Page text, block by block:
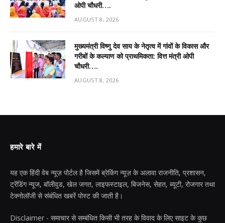
ओपी चौधरी….
AUGUST 8, 2026
मुख्यमंत्री विष्णु देव साय के नेतृत्व में गांवों के विकास और
गरीबों के कल्याण को प्राथमिकता: वित्त मंत्री ओपी
चौधरी….
AUGUST 8, 2026
हमारे बारे में
यह एक हिंदी वेब न्यूज़ पोर्टल है जिसमें ब्रेकिंग न्यूज़ के अलावा राजनीति, प्रशासन,
ट्रेंडिंग न्यूज, बॉलीवुड, खेल जगत, लाइफस्टाइल, बिजनेस, सेहत, ब्यूटी, रोजगार तथा
टेक्नोलॉजी से संबंधित खबरें पोस्ट की जाती है।
Disclaimer - समाचार से सम्बंधित किसी भी तरह के विवाद के लिए साइट के कुछ